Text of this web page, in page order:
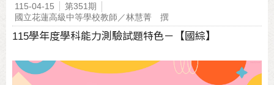
115-04-15
第351期
國立花蓮高級中等學校教師／林慧菁 撰
115學年度學科能力測驗試題特色－【國綜】